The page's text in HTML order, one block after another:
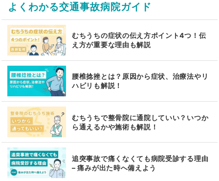
よくわかる交通事故病院ガイド
むちうちの症状の伝え方ポイント4つ！伝
え方が重要な理由も解説
腰椎捻挫とは？原因から症状、治療法やリ
ハビリも解説！
むちうちで整骨院に通院していい？いつか
ら通えるかや施術も解説！
追突事故で痛くなくても病院受診する理由
– 痛みが出た時へ備えよう